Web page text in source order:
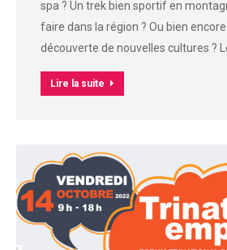
spa ? Un trek bien sportif en
faire dans la région ? Ou bien
découverte de nouvelles cultures ?
Lire la suite